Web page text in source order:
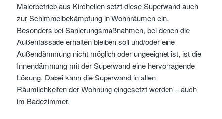
Malerbetrieb aus Kirchellen setzt diese Superwand auch
zur Schimmelbekämpfung in Wohnräumen ein.
Besonders bei Sanierungsmaßnahmen, bei denen die
Außenfassade erhalten bleiben soll und/oder eine
Außendämmung nicht möglich oder ungeeignet ist, ist die
Innendämmung mit der Superwand eine hervorragende
Lösung. Dabei kann die Superwand in allen
Räumlichkeiten der Wohnung eingesetzt werden – auch
im Badezimmer.